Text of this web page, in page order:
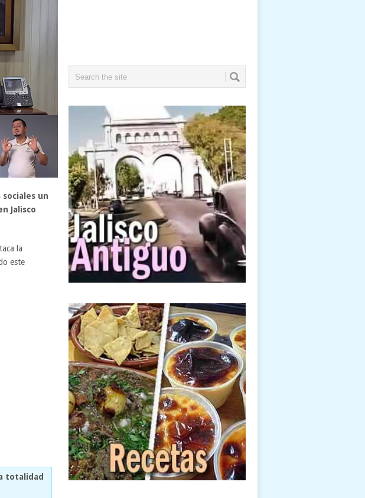
un
Jalisco
la
este
totalidad